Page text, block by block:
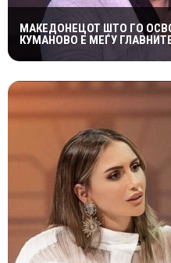
МАКЕДОНЕЦОТ ШТО ГО
КУМАНОВО Е МЕЃУ
Е ДОЦНА”